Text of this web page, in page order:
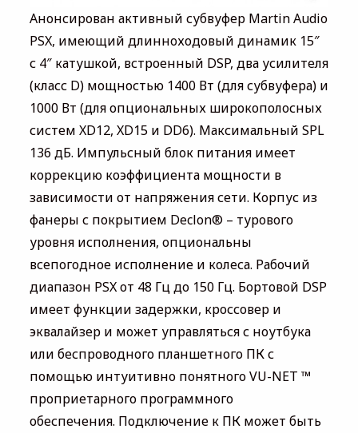
Анонсирован активный субвуфер Martin Audio
PSX, имеющий длинноходовый динамик 15″
с 4″ катушкой, встроенный DSP, два усилителя
(класс D) мощностью 1400 Вт (для субвуфера) и
1000 Вт (для опциональных широкополосных
систем XD12, XD15 и DD6). Максимальный SPL
136 дБ. Импульсный блок питания имеет
коррекцию коэффициента мощности в
зависимости от напряжения сети. Корпус из
фанеры с покрытием Declon® – турового
уровня исполнения, опциональны
всепогодное исполнение и колеса. Рабочий
диапазон PSX от 48 Гц до 150 Гц. Бортовой DSP
имеет функции задержки, кроссовер и
эквалайзер и может управляться с ноутбука
или беспроводного планшетного ПК с
помощью интуитивно понятного VU-NET ™
проприетарного программного
обеспечения. Подключение к ПК может быть